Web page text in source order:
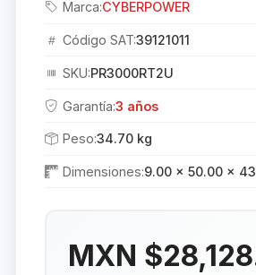
Marca:CYBERPOWER
Código SAT:39121011
SKU:PR3000RT2U
Garantía:3 años
Peso:34.70 kg
Dimensiones:9.00 × 50.00 ×
MXN